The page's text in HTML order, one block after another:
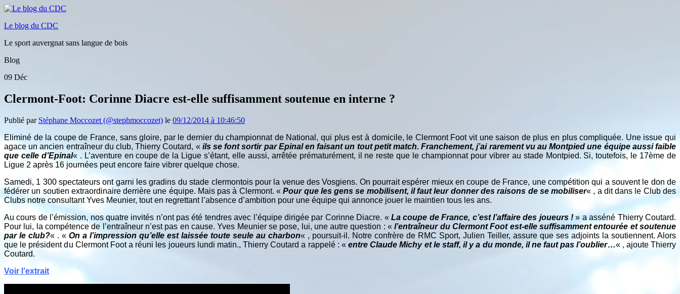
Le blog du CDC
Le sport auvergnat sans langue de bois
Blog
09 Déc
Clermont-Foot: Corinne Diacre est-elle suffisamment soutenue en interne ?
Publié par Stéphane Moccozet (@stephmoccozet) le 09/12/2014 à 10:46:50
Eliminé de la coupe de France, sans gloire, par le dernier du championnat de National, qui plus est à domicile, le Clermont Foot vit une saison de plus en plus compliquée. Une issue qui
agace un ancien entraîneur du club, Thierry Coutard, « ils se font sortir par Epinal en faisant un tout petit match. Franchement, j’ai rarement vu au Montpied une équipe aussi faible
que celle d’Epinal« . L’aventure en coupe de la Ligue s’étant, elle aussi, arrêtée prématurément, il ne reste que le championnat pour vibrer au stade Montpied. Si, toutefois, le 17ème de
Ligue 2 après 16 journées peut encore faire vibrer quelque chose.
Samedi, 1 300 spectateurs ont garni les gradins du stade clermontois pour la venue des Vosgiens. On pourrait espérer mieux en coupe de France, une compétition qui a souvent le don de
fédérer un soutien extraordinaire derrière une équipe. Mais pas à Clermont. «Pour que les gens se mobilisent, il faut leur donner des raisons de se mobiliser« , a dit dans le Club des
Clubs notre consultant Yves Meunier, tout en regrettant l’absence d’ambition pour une équipe qui annonce jouer le maintien tous les ans.
Au cours de l’émission, nos quatre invités n’ont pas été tendres avec l’équipe dirigée par Corinne Diacre. « La coupe de France, c’est l’affaire des joueurs ! » a asséné Thierry Coutard.
Pour lui, la compétence de l’entraîneur n’est pas en cause. Yves Meunier se pose, lui, une autre question : «l’entraîneur du Clermont Foot est-elle suffisamment entourée et soutenue
par le club?« . « On a l’impression qu’elle est laissée toute seule au charbon« , poursuit-il. Notre confrère de RMC Sport, Julien Teiller, assure que ses adjoints la soutiennent. Alors
que le président du Clermont Foot a réuni les joueurs lundi matin., Thierry Coutard a rappelé : « entre Claude Michy et le staff, il y a du monde, il ne faut pas l’oublier…« , ajoute Thierry
Coutard.
Voir l’extrait